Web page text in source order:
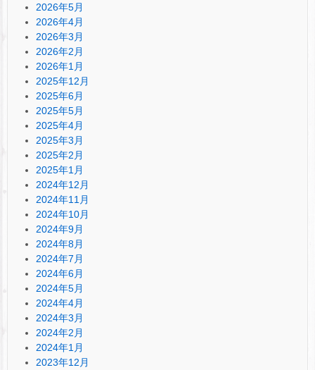
2026年5月
2026年4月
2026年3月
2026年2月
2026年1月
2025年12月
2025年6月
2025年5月
2025年4月
2025年3月
2025年2月
2025年1月
2024年12月
2024年11月
2024年10月
2024年9月
2024年8月
2024年7月
2024年6月
2024年5月
2024年4月
2024年3月
2024年2月
2024年1月
2023年12月